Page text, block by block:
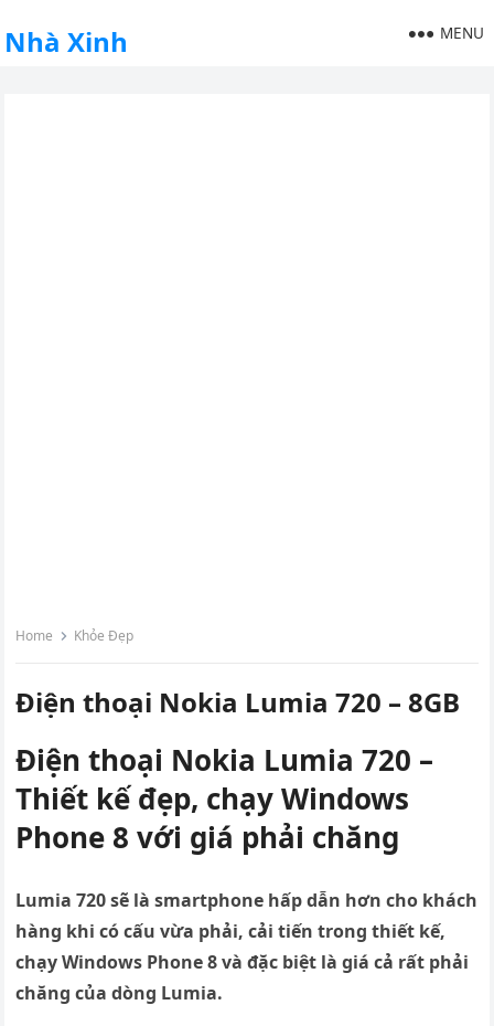
Nhà Xinh MENU
Home Khỏe Đẹp
Điện thoại Nokia Lumia 720 – 8GB
Điện thoại Nokia Lumia 720 –
Thiết kế đẹp, chạy Windows
Phone 8 với giá phải chăng
Lumia 720 sẽ là smartphone hấp dẫn hơn cho khách
hàng khi có cấu vừa phải, cải tiến trong thiết kế,
chạy Windows Phone 8 và đặc biệt là giá cả rất phải
chăng của dòng Lumia.